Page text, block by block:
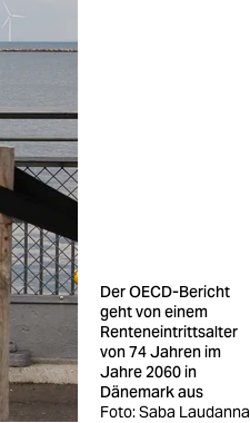
Der OECD-Bericht
geht von einem
Renteneintrittsalter
von 74 Jahren im
Jahre 2060 in
Dänemark aus
Foto: Saba Laudanna